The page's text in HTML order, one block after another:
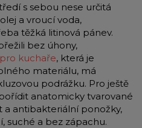
s sebou nese určitá
a vroucí voda,
těžká litinová pánev.
bez úhony,
kuchaře, která je
materiálu, má
podrážku. Pro ještě
anatomicky tvarované
a antibakteriální ponožky,
suché a bez zápachu.